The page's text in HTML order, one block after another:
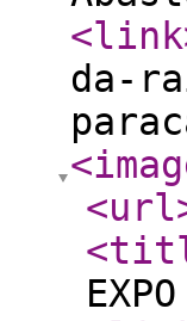
<link
da-
<url